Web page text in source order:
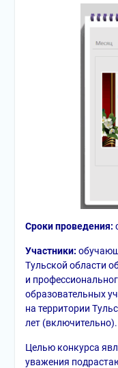
Сроки проведения:
Участники:
Тульской области
и
образовательных
на территории
лет (включительно).
Целью конкурса
уважения